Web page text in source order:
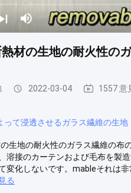
材の生地の耐火性の
2022-03-04 1557 意
って浸透させるガラス繊維の生地
生地の耐火性のガラス繊維の布
溶接のカーテンおよび毛布を製
変化しないです。mableそれは
る